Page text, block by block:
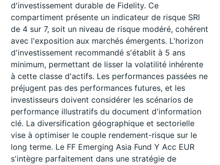
d'investissement durable de Fidelity. Ce
compartiment présente un indicateur de risque SRI
de 4 sur 7, soit un niveau de risque modéré, cohérent
avec l'exposition aux marchés émergents. L'horizon
d'investissement recommandé s'établit à 5 ans
minimum, permettant de lisser la volatilité inhérente
à cette classe d'actifs. Les performances passées ne
préjugent pas des performances futures, et les
investisseurs doivent considérer les scénarios de
performance illustratifs du document d'information
clé. La diversification géographique et sectorielle
vise à optimiser le couple rendement-risque sur le
long terme. Le FF Emerging Asia Fund Y Acc EUR
s'intègre parfaitement dans une stratégie de